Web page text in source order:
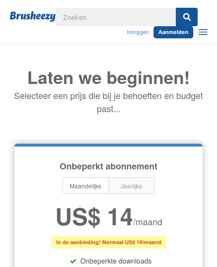
Inloggen Aanmelden
Laten we beginnen!
Selecteer een prijs die bij je behoeften en budget
past...
Onbeperkt abonnement
Maandelijks Jaarlijks
US$ 14/maand
In de aanbieding! Normaal US$ 19/maand
Onbeperkte downloads